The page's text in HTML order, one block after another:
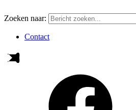
Zoeken naar:
Contact